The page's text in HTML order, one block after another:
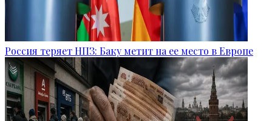
Россия теряет НПЗ: Баку метит на ее место в Европе